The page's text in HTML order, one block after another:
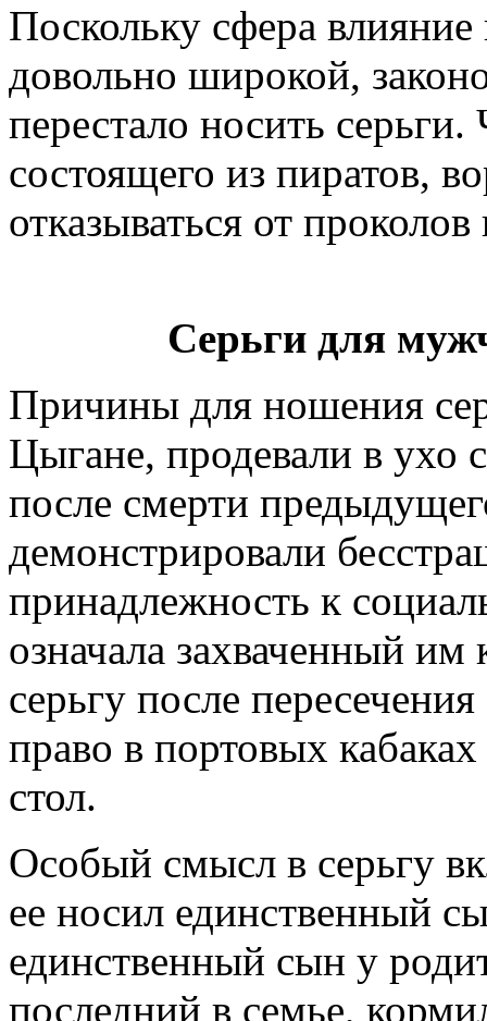
Поскольку сфера
довольно широкой,
перестало носить
состоящего из пиратов,
отказываться от
Серьги для
Причины для ношения
Цыгане, продевали в ухо
после смерти
демонстрировали
принадлежность к
означала захваченный
серьгу после
право в портовых
стол.
Особый смысл в серьгу
ее носил единственный
единственный сын у
последний в семье,